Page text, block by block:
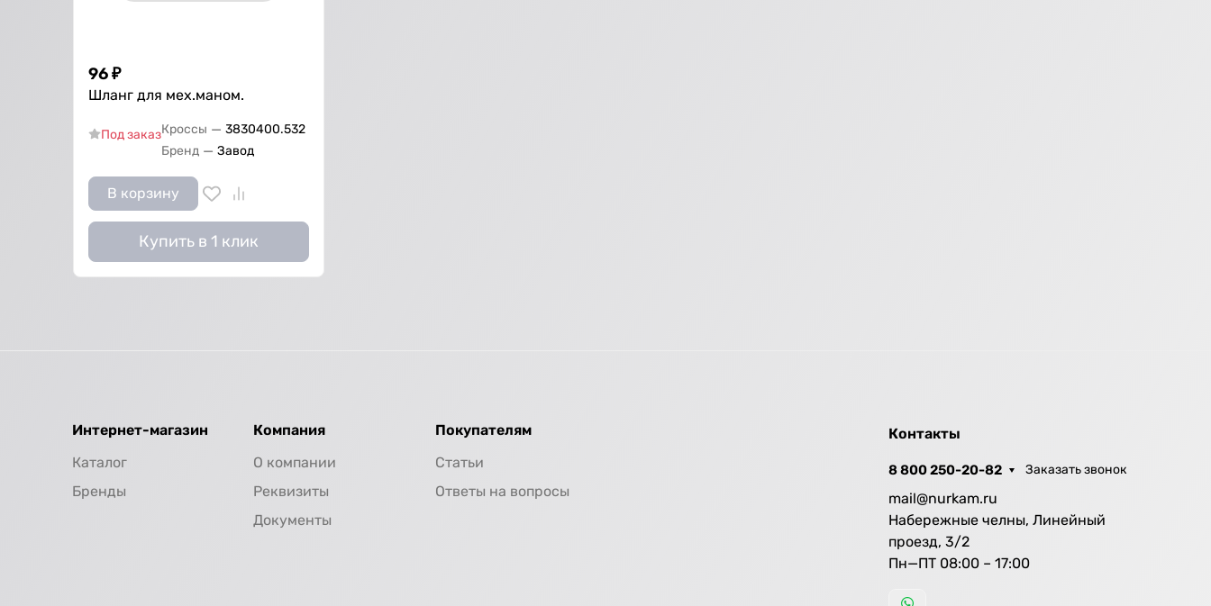
96₽
Шланг для мех.маном.
Под заказКроссы — 3830400.532
Бренд — Завод
В корзину
Купить в 1 клик
Интернет-магазин
Каталог
Бренды
Компания
О компании
Реквизиты
Документы
Покупателям
Статьи
Ответы на вопросы
Контакты
8 800 250-20-82 Заказать звонок
mail@nurkam.ru
Набережные челны, Линейный
проезд, 3/2
Пн—ПТ 08:00 – 17:00